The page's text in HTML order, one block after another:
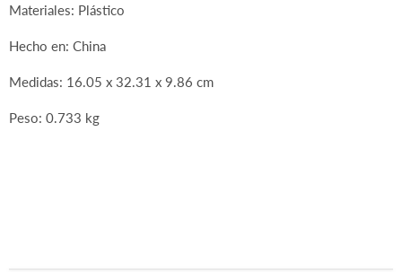
Materiales: Plástico
Hecho en: China
Medidas: 16.05 x 32.31 x 9.86 cm
Peso: 0.733 kg